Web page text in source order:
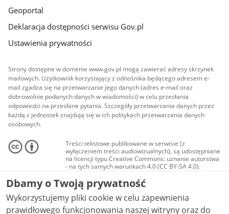
Geoportal
Deklaracja dostępności serwisu Gov.pl
Ustawienia prywatności
Strony dostępne w domenie www.gov.pl mogą zawierać adresy skrzynek
mailowych. Użytkownik korzystający z odnośnika będącego adresem e-
mail zgadza się na przetwarzanie jego danych (adres e-mail oraz
dobrowolnie podanych danych w wiadomości) w celu przesłania
odpowiedzi na przesłane pytania. Szczegóły przetwarzania danych przez
każdą z jednostek znajdują się w ich politykach przetwarzania danych
osobowych.
Treści tekstowe publikowane w serwisie (z
wyłączeniem treści audiowizualnych), są udostępniane
na licencji typu Creative Commons: uznanie autorstwa
- na tych samych warunkach 4.0 (CC BY-SA 4.0).
Materiały audiowizualne, w tym zdjęcia, materiały
audio i wideo, są udostępniane na licencji typu
Creative Commons: uznanie autorstwa użycie
niekomercyjne - bez utworów zależnych 4.0 (CC BY-
NC-ND 4.0), o ile nie jest to stwierdzone inaczej.
Dbamy o Twoją prywatność
Wykorzystujemy pliki cookie w celu zapewnienia
prawidłowego funkcjonowania naszej witryny oraz do